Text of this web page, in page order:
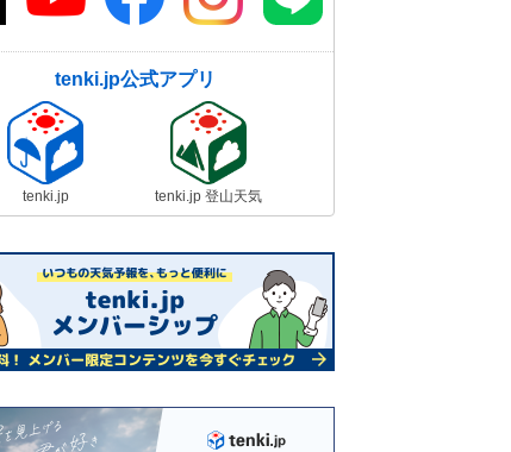
tenki.jp公式アプリ
tenki.jp tenki.jp 登山天気